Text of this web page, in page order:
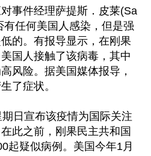
事件经理萨提斯．皮莱(Sa
任何美国人感染，但是强
的。有报导显示，在刚果
国人接触了该病毒，其中
风险。据美国媒体报导，
了症状。
日宣布该疫情为国际关注
此之前，刚果民主共和国
起疑似病例。美国今年1月